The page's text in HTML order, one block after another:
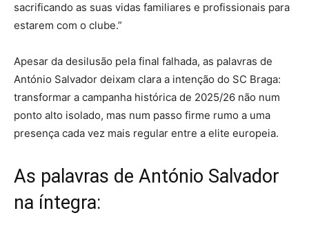
sacrificando as suas vidas familiares e profissionais para
estarem com o clube.”
Apesar da desilusão pela final falhada, as palavras de
António Salvador deixam clara a intenção do SC Braga:
transformar a campanha histórica de 2025/26 não num
ponto alto isolado, mas num passo firme rumo a uma
presença cada vez mais regular entre a elite europeia.
As palavras de António Salvador
na íntegra: